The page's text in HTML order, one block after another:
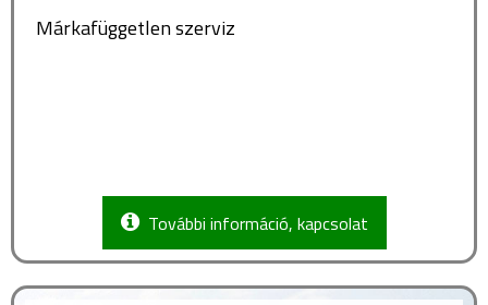
Márkafüggetlen szerviz
További információ, kapcsolat